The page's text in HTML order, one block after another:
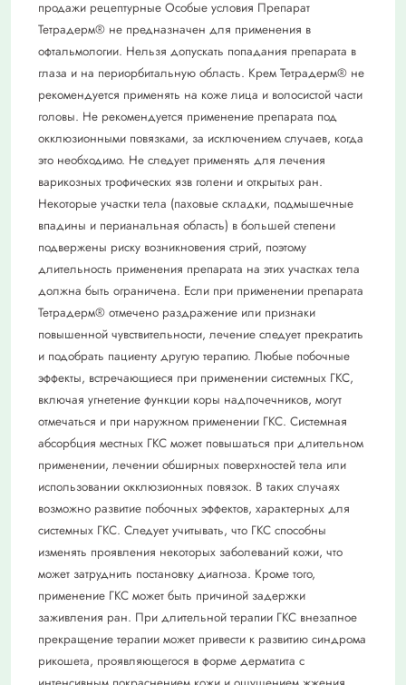
продажи рецептурные Особые условия Препарат
Тетрадерм® не предназначен для применения в
офтальмологии. Нельзя допускать попадания препарата в
глаза и на периорбитальную область. Крем Тетрадерм® не
рекомендуется применять на коже лица и волосистой части
головы. Не рекомендуется применение препарата под
окклюзионными повязками, за исключением случаев, когда
это необходимо. Не следует применять для лечения
варикозных трофических язв голени и открытых ран.
Некоторые участки тела (паховые складки, подмышечные
впадины и перианальная область) в большей степени
подвержены риску возникновения стрий, поэтому
длительность применения препарата на этих участках тела
должна быть ограничена. Если при применении препарата
Тетрадерм® отмечено раздражение или признаки
повышенной чувствительности, лечение следует прекратить
и подобрать пациенту другую терапию. Любые побочные
эффекты, встречающиеся при применении системных ГКС,
включая угнетение функции коры надпочечников, могут
отмечаться и при наружном применении ГКС. Системная
абсорбция местных ГКС может повышаться при длительном
применении, лечении обширных поверхностей тела или
использовании окклюзионных повязок. В таких случаях
возможно развитие побочных эффектов, характерных для
системных ГКС. Следует учитывать, что ГКС способны
изменять проявления некоторых заболеваний кожи, что
может затруднить постановку диагноза. Кроме того,
применение ГКС может быть причиной задержки
заживления ран. При длительной терапии ГКС внезапное
прекращение терапии может привести к развитию синдрома
рикошета, проявляющегося в форме дерматита с